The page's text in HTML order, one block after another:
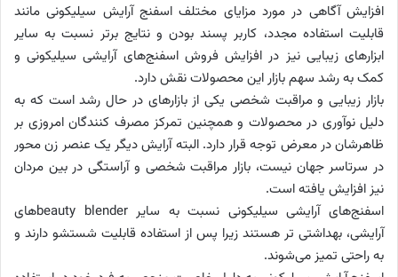
افزایش آگاهی در مورد مزایای مختلف اسفنج آرایش سیلیکونی مانند
قابلیت استفاده مجدد، کاربر پسند بودن و نتایج برتر نسبت به سایر
ابزارهای زیبایی نیز در افزایش فروش اسفنج‌های آرایشی سیلیکونی و
کمک به رشد سهم بازار این محصولات نقش دارد.
بازار زیبایی و مراقبت شخصی یکی از بازارهای در حال رشد است که به
دلیل نوآوری در محصولات و همچنین تمرکز مصرف کنندگان امروزی بر
ظاهرشان در معرض توجه قرار دارد. البته آرایش دیگر یک عنصر زن محور
در سرتاسر جهان نیست، بازار مراقبت شخصی و آراستگی در بین مردان
نیز افزایش یافته است.
اسفنج‌های آرایشی سیلیکونی نسبت به سایر beauty blenderهای
آرایشی، بهداشتی تر هستند زیرا پس از استفاده قابلیت شستشو دارند و
به راحتی تمیز می‌شوند.